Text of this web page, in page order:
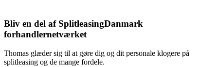
Bliv en del af SplitleasingDanmark
forhandlernetværket
Thomas glæder sig til at gøre dig og dit personale klogere på
splitleasing og de mange fordele.